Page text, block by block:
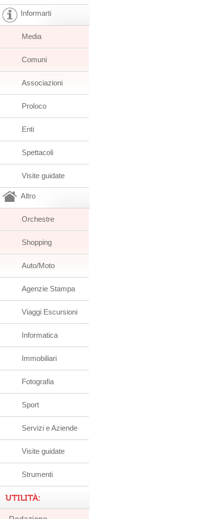
Informarti
Media
Comuni
Associazioni
Proloco
Enti
Spettacoli
Visite guidate
Altro
Orchestre
Shopping
Auto/Moto
Agenzie Stampa
Viaggi Escursioni
Informatica
Immobiliari
Fotografia
Sport
Servizi e Aziende
Visite guidate
Strumenti
UTILITÀ: